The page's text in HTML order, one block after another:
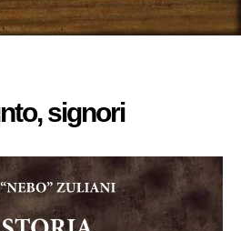
signori